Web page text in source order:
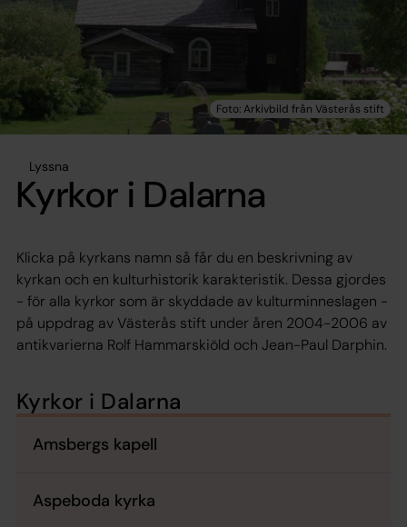
Lyssna
Kyrkor i Dalarna
Klicka på kyrkans namn så får du en beskrivning av
kyrkan och en kulturhistorik karakteristik. Dessa gjordes
- för alla kyrkor som är skyddade av kulturminneslagen -
på uppdrag av Västerås stift under åren 2004-2006 av
antikvarierna Rolf Hammarskiöld och Jean-Paul Darphin.
Kyrkor i Dalarna
Amsbergs kapell
Aspeboda kyrka